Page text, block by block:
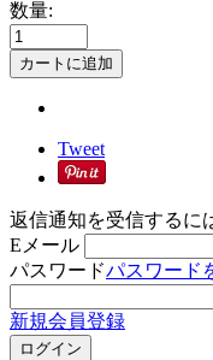
数量:
カートに追加
Tweet
返信通知を受信するに
Eメール
パスワードパスワード
新規会員登録
ログイン